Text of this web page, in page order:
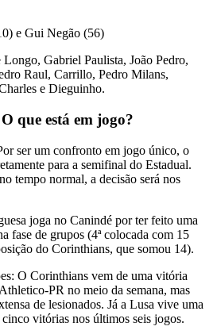
e Gui Negão (56)
Gabriel Paulista, João Pedro,
Raul, Carrillo, Pedro Milans,
e Dieguinho.
que está em jogo?
ser um confronto em jogo único, o
para a semifinal do Estadual.
tempo normal, a decisão será nos
joga no Canindé por ter feito uma
fase de grupos (4ª colocada com 15
do Corinthians, que somou 14).
O Corinthians vem de uma vitória
PR no meio da semana, mas
de lesionados. Já a Lusa vive uma
vitórias nos últimos seis jogos.